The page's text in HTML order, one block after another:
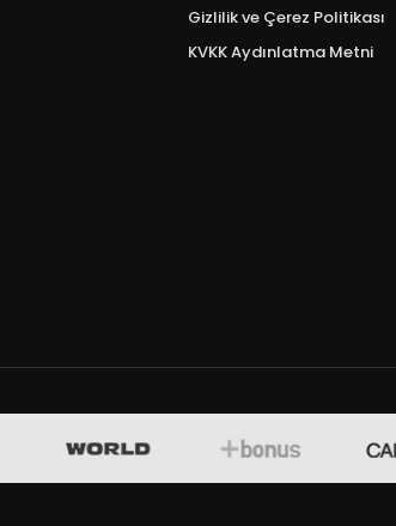
Gizlilik ve Çerez Politikası
KVKK Aydınlatma Metni